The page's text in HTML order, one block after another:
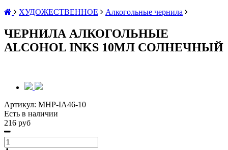
ХУДОЖЕСТВЕННОЕ
Алкогольные чернила
ЧЕРНИЛА АЛКОГОЛЬНЫЕ
ALCOHOL INKS 10МЛ СОЛНЕЧНЫЙ
Артикул: MHP-IA46-10
Есть в наличии
216 руб